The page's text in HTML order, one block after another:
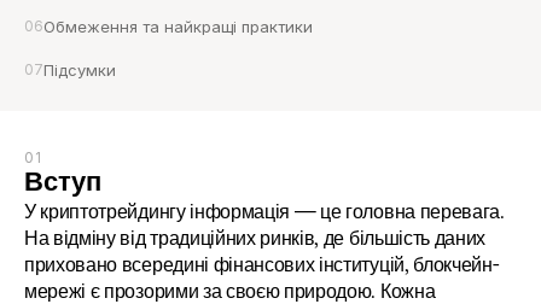
06Обмеження та найкращі практики
07Підсумки
01
Вступ
У криптотрейдингу інформація — це головна перевага.
На відміну від традиційних ринків, де більшість даних
приховано всередині фінансових інституцій, блокчейн-
мережі є прозорими за своєю природою. Кожна